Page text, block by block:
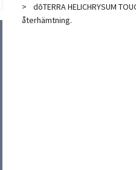
dōTERRA HELICHRYSUM
återhämtning.